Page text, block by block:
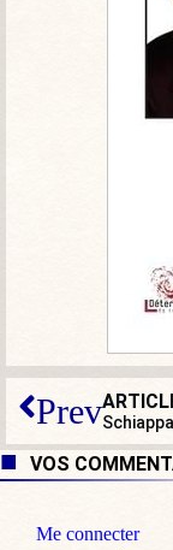
Prev
VOS
Me connecter